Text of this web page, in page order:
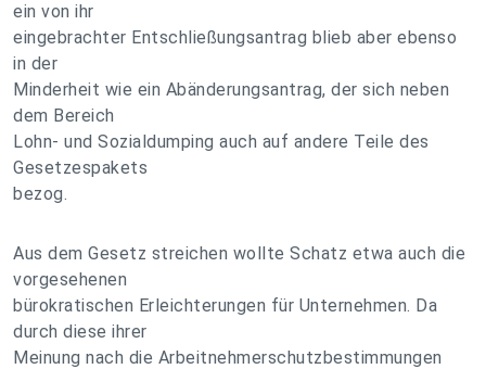
ein von ihr
eingebrachter Entschließungsantrag blieb aber ebenso
in der
Minderheit wie ein Abänderungsantrag, der sich neben
dem Bereich
Lohn- und Sozialdumping auch auf andere Teile des
Gesetzespakets
bezog.
Aus dem Gesetz streichen wollte Schatz etwa auch die
vorgesehenen
bürokratischen Erleichterungen für Unternehmen. Da
durch diese ihrer
Meinung nach die Arbeitnehmerschutzbestimmungen